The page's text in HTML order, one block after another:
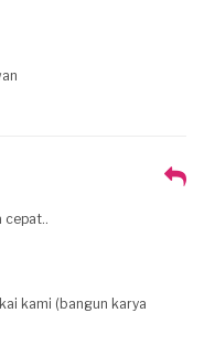
cepat..
kami (bangun karya